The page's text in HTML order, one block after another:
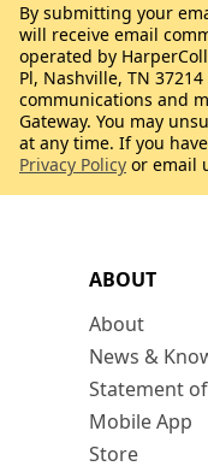
ABOUT
About
News &
Statement
Mobile App
Store
By submitting your
will receive email
operated by
Pl, Nashville, TN
communications and
Gateway. You may
at any time. If you
Privacy Policy or email